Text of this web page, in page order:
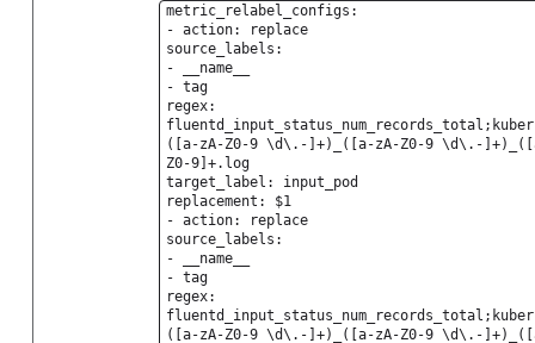
metric_relabel_configs:
- action: replace
source_labels:
- __name__
- tag
regex:
([a-zA-Z0-9 \d\.-]+)_([a-zA-Z0-9 \d\.-
Z0-9]+.log
target_label: input_pod
replacement: $1
- action: replace
source_labels:
- __name__
- tag
regex:
([a-zA-Z0-9 \d\.-]+)_([a-zA-Z0-9 \d\.-